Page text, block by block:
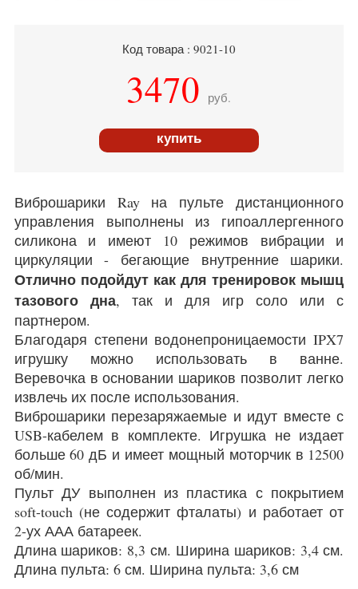
Код товара : 9021-10
3470 руб.
купить
Виброшарики Ray на пульте дистанционного
управления выполнены из гипоаллергенного
силикона и имеют 10 режимов вибрации и
циркуляции - бегающие внутренние шарики.
Отлично подойдут как для тренировок мышц
тазового дна, так и для игр соло или с
партнером.
Благодаря степени водонепроницаемости IPX7
игрушку можно использовать в ванне.
Веревочка в основании шариков позволит легко
извлечь их после использования.
Виброшарики перезаряжаемые и идут вместе с
USB-кабелем в комплекте. Игрушка не издает
больше 60 дБ и имеет мощный моторчик в 12500
об/мин.
Пульт ДУ выполнен из пластика с покрытием
soft-touch (не содержит фталаты) и работает от
2-ух ААА батареек.
Длина шариков: 8,3 см. Ширина шариков: 3,4 см.
Длина пульта: 6 см. Ширина пульта: 3,6 см